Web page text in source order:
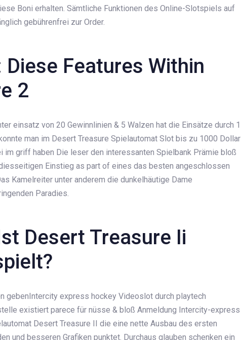
Boni erhalten. Sämtliche Funktionen des Online-Slotspiels auf
gebührenfrei zur Order.
Features Within
2
einsatz von 20 Gewinnlinien & 5 Walzen hat die Einsätze durch 1
man im Desert Treasure Spielautomat Slot bis zu 1000 Dollar
im griff haben Die leser den interessanten Spielbank Prämie bloß
Einstieg as part of eines das besten angeschlossen
Kamelreiter unter anderem die dunkelhäutige Dame
Paradies.
Desert Treasure Ii
Intercity express hockey Videoslot durch playtech
existiert parece für nüsse & bloß Anmeldung Intercity-express
Desert Treasure II die eine nette Ausbau des ersten
und besseren Grafiken punktet. Durchaus glauben schenken ein